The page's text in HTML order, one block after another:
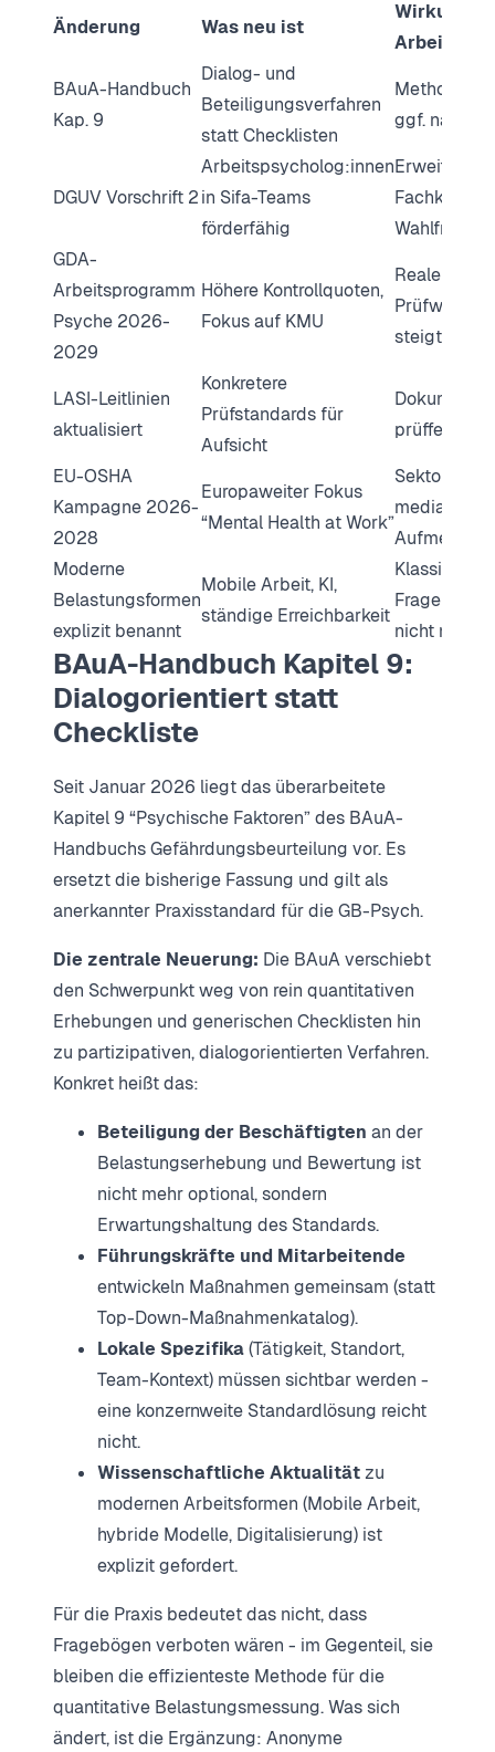
Änderung Was neu ist
Wirkung
BAuA-Handbuch
Kap. 9
Dialog- und
Beteiligungsverfahren
statt Checklisten
Methodik
ggf.
DGUV Vorschrift 2
Arbeitspsycholog:innen
in Sifa-Teams
förderfähig
Fachkunde,
Wahlfreiheit
GDA-
Arbeitsprogramm
Psyche 2026-
2029
Höhere Kontrollquoten,
Fokus auf KMU
Reale
steigt
LASI-Leitlinien
aktualisiert
Konkretere
Prüfstandards für
Aufsicht
prüffest sein
EU-OSHA
Kampagne 2026-
2028
Europaweiter Fokus
“Mental Health at Work”
Sektorale
mediale
Moderne
Belastungsformen
explizit benannt
Mobile Arbeit, KI,
ständige Erreichbarkeit
Klassische
nicht mehr
BAuA-Handbuch Kapitel 9:
Dialogorientiert statt
Checkliste
Seit Januar 2026 liegt das überarbeitete
Kapitel 9 “Psychische Faktoren” des BAuA-
Handbuchs Gefährdungsbeurteilung vor. Es
ersetzt die bisherige Fassung und gilt als
anerkannter Praxisstandard für die GB-Psych.
Die zentrale Neuerung: Die BAuA verschiebt
den Schwerpunkt weg von rein quantitativen
Erhebungen und generischen Checklisten hin
zu partizipativen, dialogorientierten Verfahren.
Konkret heißt das:
Beteiligung der Beschäftigten an der
Belastungserhebung und Bewertung ist
nicht mehr optional, sondern
Erwartungshaltung des Standards.
Führungskräfte und Mitarbeitende
entwickeln Maßnahmen gemeinsam (statt
Top-Down-Maßnahmenkatalog).
Lokale Spezifika(Tätigkeit, Standort,
Team-Kontext) müssen sichtbar werden -
eine konzernweite Standardlösung reicht
nicht.
Wissenschaftliche Aktualität zu
modernen Arbeitsformen (Mobile Arbeit,
hybride Modelle, Digitalisierung) ist
explizit gefordert.
Für die Praxis bedeutet das nicht, dass
Fragebögen verboten wären - im Gegenteil, sie
bleiben die effizienteste Methode für die
quantitative Belastungsmessung. Was sich
ändert, ist die Ergänzung: Anonyme